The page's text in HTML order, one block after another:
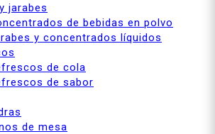
jarabes
de bebidas en polvo
y concentrados líquidos
de cola
de sabor
de mesa